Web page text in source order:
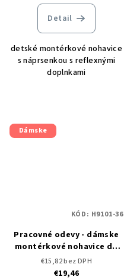
Detail
detské montérkové nohavice
s náprsenkou s reflexnými
doplnkami
Dámske
Pracovné odevy - dámske
montérkové nohavice do
pása ARDON COOL TREND
€15,82 bez DPH
€19,46
KÓD: H9101-36